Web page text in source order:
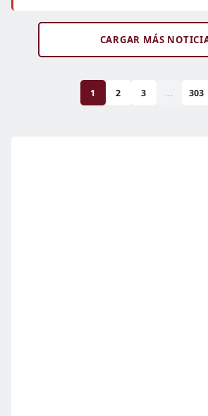
CARGAR MÁS
1 2 3 ... 303